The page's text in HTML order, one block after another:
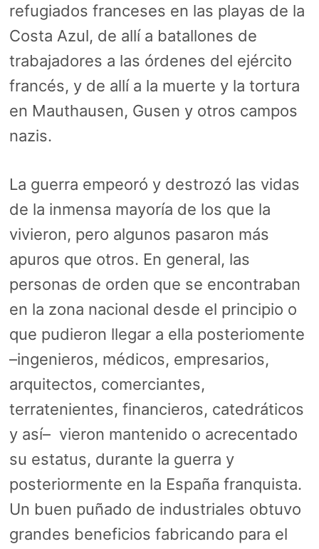
refugiados franceses en las playas de la
Costa Azul, de allí a batallones de
trabajadores a las órdenes del ejército
francés, y de allí a la muerte y la tortura
en Mauthausen, Gusen y otros campos
nazis.
La guerra empeoró y destrozó las vidas
de la inmensa mayoría de los que la
vivieron, pero algunos pasaron más
apuros que otros. En general, las
personas de orden que se encontraban
en la zona nacional desde el principio o
que pudieron llegar a ella posteriomente
–ingenieros, médicos, empresarios,
arquitectos, comerciantes,
terratenientes, financieros, catedráticos
y así– vieron mantenido o acrecentado
su estatus, durante la guerra y
posteriormente en la España franquista.
Un buen puñado de industriales obtuvo
grandes beneficios fabricando para el